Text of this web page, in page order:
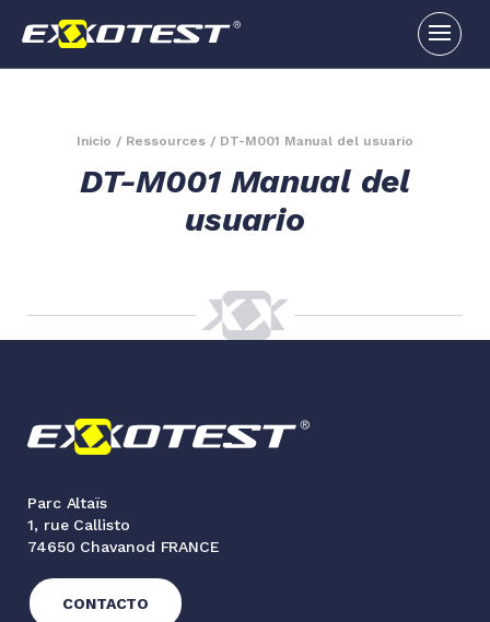
Inicio / Ressources / DT-M001 Manual del usuario
DT-M001 Manual del
usuario
Parc Altaïs
1, rue Callisto
74650 Chavanod FRANCE
CONTACTO